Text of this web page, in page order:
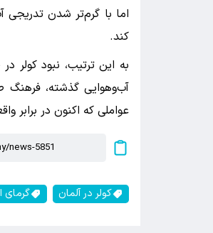
اما با گرم‌تر شدن تدریجی
کند.
به این ترتیب، نبود کولر
آب‌وهوایی گذشته،
عواملی که اکنون در برابر
کولر در آلمان گرمای